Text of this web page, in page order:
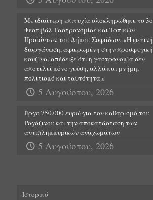
Με ιδιαίτερη επιτυχία ολοκληρώθηκε το 3ο
Φεστιβάλ Γαστρονομίας και Τοπικών
Προϊόντων του Δήμου Σοφάδων.-«Η φετινή
διοργάνωση, αφιερωμένη στην προσφυγική
κουζίνα, απέδειξε ότι η γαστρονομία δεν
αποτελεί μόνο γεύση, αλλά και μνήμη,
πολιτισμό και ταυτότητα.»
5 Αυγούστου, 2026
Έργο 750.000 ευρώ για τον καθαρισμό του
Ρογόζινου και την αποκατάσταση των
αντιπλημμυρικών αναχωμάτων
5 Αυγούστου, 2026
Ιστορικό